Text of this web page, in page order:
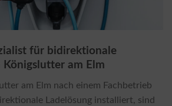
für bidirektionale
Königslutter am Elm
am Elm nach einem Fachbetrieb
Ladelösung installiert, sind